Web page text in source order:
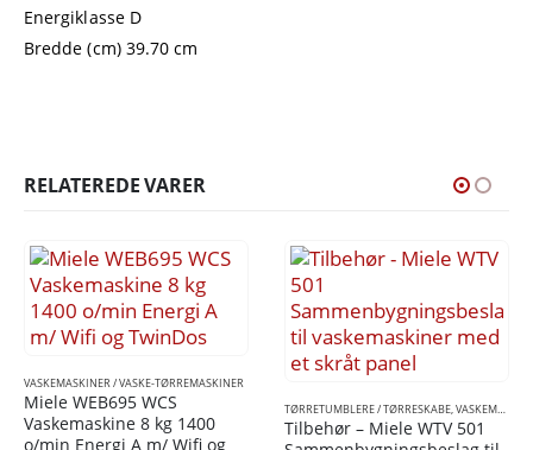
Energiklasse D
Bredde (cm) 39.70 cm
RELATEREDE VARER
TØRREMASKINER
1400
Wifi og
TØRRETUMBLERE / TØRRESKABE,VASKEMASKINER / VASKE-TØRREMASKINER
Tilbehør – Miele WTV 501